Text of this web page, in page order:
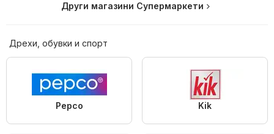
Други магазини Супермаркети
Дрехи, обувки и спорт
Pepco Kik